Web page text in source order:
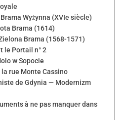
Wyżynna (XVIe siècle)
Brama (1614)
Brama (1568-1571)
le Portail n° 2
w Sopocie
rue Monte Cassino
de Gdynia — Modernizm
à ne pas manquer dans